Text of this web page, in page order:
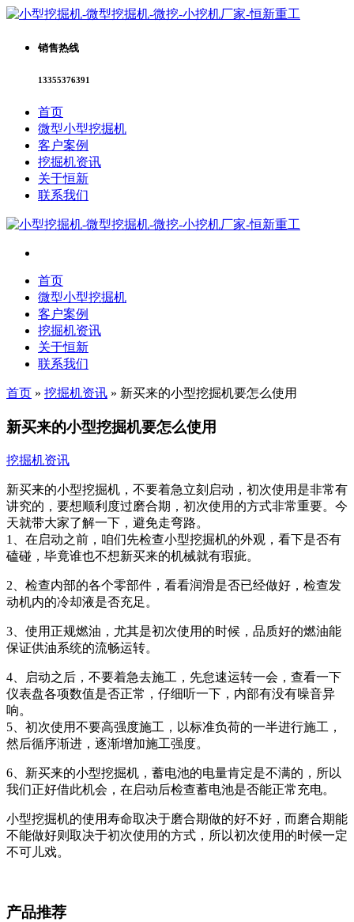
销售热线
13355376391
首页
微型小型挖掘机
客户案例
挖掘机资讯
关于恒新
联系我们
首页
微型小型挖掘机
客户案例
挖掘机资讯
关于恒新
联系我们
首页 » 挖掘机资讯 » 新买来的小型挖掘机要怎么使用
新买来的小型挖掘机要怎么使用
挖掘机资讯
新买来的小型挖掘机，不要着急立刻启动，初次使用是非常有
讲究的，要想顺利度过磨合期，初次使用的方式非常重要。今
天就带大家了解一下，避免走弯路。
1、在启动之前，咱们先检查小型挖掘机的外观，看下是否有
磕碰，毕竟谁也不想新买来的机械就有瑕疵。
2、检查内部的各个零部件，看看润滑是否已经做好，检查发
动机内的冷却液是否充足。
3、使用正规燃油，尤其是初次使用的时候，品质好的燃油能
保证供油系统的流畅运转。
4、启动之后，不要着急去施工，先怠速运转一会，查看一下
仪表盘各项数值是否正常，仔细听一下，内部有没有噪音异
响。
5、初次使用不要高强度施工，以标准负荷的一半进行施工，
然后循序渐进，逐渐增加施工强度。
6、新买来的小型挖掘机，蓄电池的电量肯定是不满的，所以
我们正好借此机会，在启动后检查蓄电池是否能正常充电。
小型挖掘机的使用寿命取决于磨合期做的好不好，而磨合期能
不能做好则取决于初次使用的方式，所以初次使用的时候一定
不可儿戏。
产品推荐